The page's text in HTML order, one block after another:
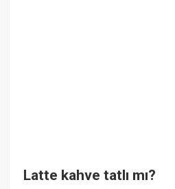
Latte kahve tatlı mı?